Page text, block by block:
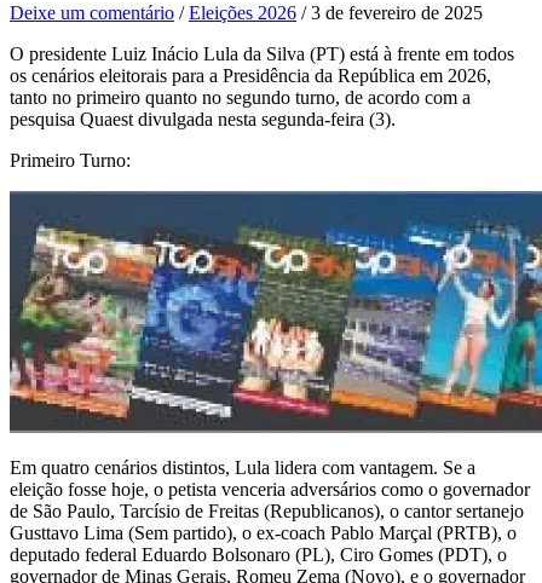
Deixe um comentário /Eleições 2026 /3 de fevereiro de 2025
O presidente Luiz Inácio Lula da Silva (PT) está à frente em todos
os cenários eleitorais para a Presidência da República em 2026,
tanto no primeiro quanto no segundo turno, de acordo com a
pesquisa Quaest divulgada nesta segunda-feira (3).
Primeiro Turno:
Em quatro cenários distintos, Lula lidera com vantagem. Se a
eleição fosse hoje, o petista venceria adversários como o governador
de São Paulo, Tarcísio de Freitas (Republicanos), o cantor sertanejo
Gusttavo Lima (Sem partido), o ex-coach Pablo Marçal (PRTB), o
deputado federal Eduardo Bolsonaro (PL), Ciro Gomes (PDT), o
governador de Minas Gerais, Romeu Zema (Novo), e o governador